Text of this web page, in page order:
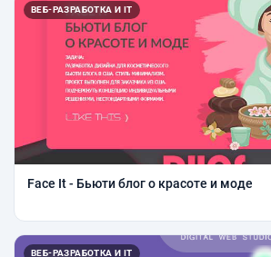
ВЕБ-РАЗРАБОТКА И IT
Face It - Бьюти блог о красоте и моде
ВЕБ-РАЗРАБОТКА И IT